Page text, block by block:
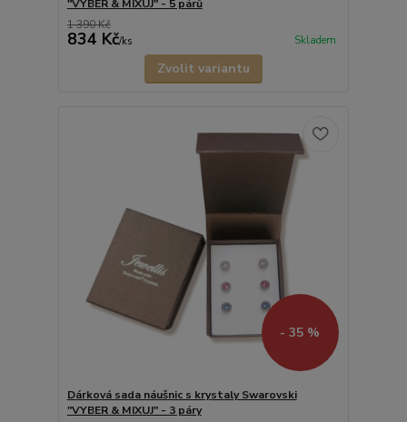
"VYBER & MIXUJ" - 5 párů
1 390 Kč
834 Kč/ks Skladem
Zvolit variantu
- 35 %
Dárková sada náušnic s krystaly Swarovski
"VYBER & MIXUJ" - 3 páry